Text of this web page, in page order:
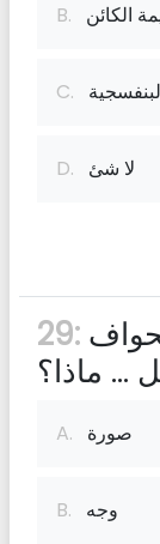
B. الكائن
C.
D. لا شئ
29:
... ماذا؟
A. صورة
B. وجه